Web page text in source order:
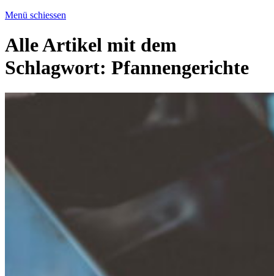
Menü schiessen
Alle Artikel mit dem
Schlagwort: Pfannengerichte